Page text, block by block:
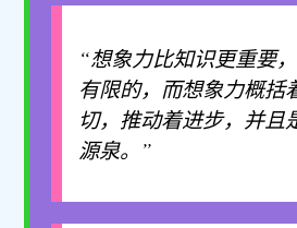
“想象力比知识更重要
有限的，而想象力概括
切，推动着进步，并且
源泉。”